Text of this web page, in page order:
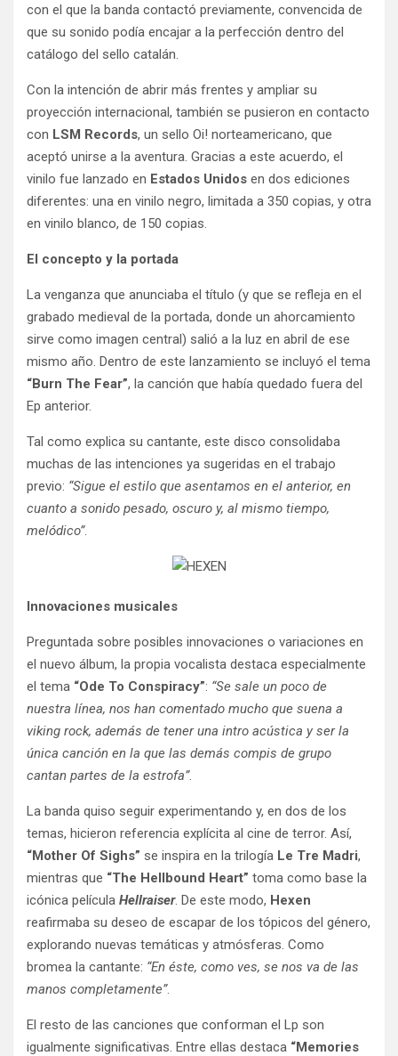
con el que la banda contactó previamente, convencida de
que su sonido podía encajar a la perfección dentro del
catálogo del sello catalán.
Con la intención de abrir más frentes y ampliar su
proyección internacional, también se pusieron en contacto
con LSM Records, un sello Oi! norteamericano, que
aceptó unirse a la aventura. Gracias a este acuerdo, el
vinilo fue lanzado en Estados Unidos en dos ediciones
diferentes: una en vinilo negro, limitada a 350 copias, y otra
en vinilo blanco, de 150 copias.
El concepto y la portada
La venganza que anunciaba el título (y que se refleja en el
grabado medieval de la portada, donde un ahorcamiento
sirve como imagen central) salió a la luz en abril de ese
mismo año. Dentro de este lanzamiento se incluyó el tema
“Burn The Fear”, la canción que había quedado fuera del
Ep anterior.
Tal como explica su cantante, este disco consolidaba
muchas de las intenciones ya sugeridas en el trabajo
previo: “Sigue el estilo que asentamos en el anterior, en
cuanto a sonido pesado, oscuro y, al mismo tiempo,
melódico”.
Innovaciones musicales
Preguntada sobre posibles innovaciones o variaciones en
el nuevo álbum, la propia vocalista destaca especialmente
el tema “Ode To Conspiracy”: “Se sale un poco de
nuestra línea, nos han comentado mucho que suena a
viking rock, además de tener una intro acústica y ser la
única canción en la que las demás compis de grupo
cantan partes de la estrofa”.
La banda quiso seguir experimentando y, en dos de los
temas, hicieron referencia explícita al cine de terror. Así,
“Mother Of Sighs” se inspira en la trilogía Le Tre Madri,
mientras que “The Hellbound Heart” toma como base la
icónica película Hellraiser. De este modo, Hexen
reafirmaba su deseo de escapar de los tópicos del género,
explorando nuevas temáticas y atmósferas. Como
bromea la cantante: “En éste, como ves, se nos va de las
manos completamente”.
El resto de las canciones que conforman el Lp son
igualmente significativas. Entre ellas destaca “Memories